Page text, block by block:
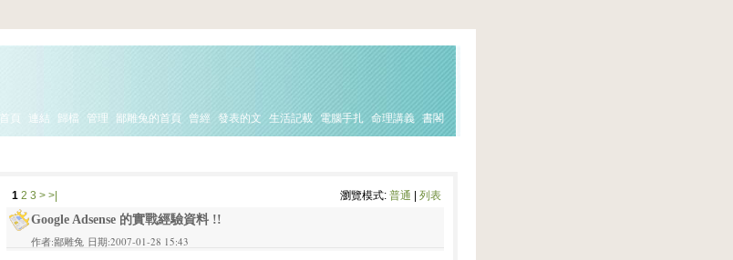
首頁 連結 歸檔 管理 鄙雕兔的首頁 曾經 發表的文 生活記載 電腦手扎 命理講義 書閣
1 2 3 > >| 瀏覽模式: 普通 列表
Google Adsense 的實戰經驗資料 !!
作者:鄙雕兔 日期:2007-01-28 15:43